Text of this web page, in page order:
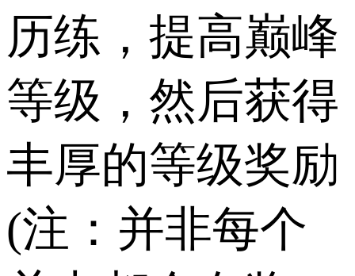
历练，提高巅峰
等级，然后获得
丰厚的等级奖励
(注：并非每个